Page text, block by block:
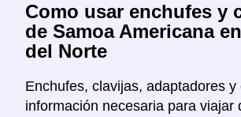
Como usar enchufes y
de Samoa Americana
del Norte
Enchufes, clavijas, adaptadores y
información necesaria para viajar